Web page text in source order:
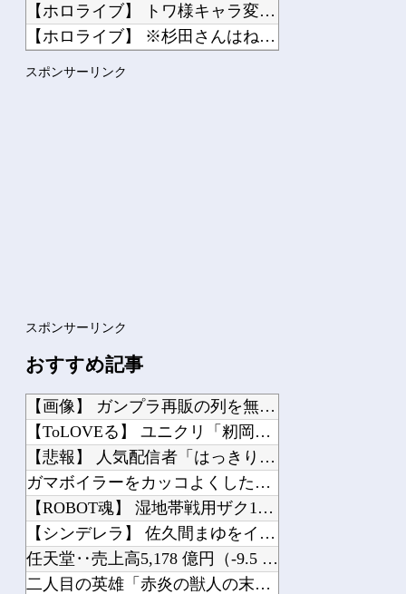
【ホロライブ】 トワ様キャラ変するんか
【ホロライブ】 ※杉田さんはねっ子神です
スポンサーリンク
スポンサーリンク
おすすめ記事
【画像】 ガンプラ再販の列を無視して開店ダッシュした客の末路…
【ToLOVEる】 ユニクリ「籾岡里紗 ダークネスver.」フィギュア【再販予約...
【悲報】 人気配信者「はっきり言う、ジャングリア沖縄ほんとーーーーーーーーにおも...
ガマボイラーをカッコよくしたのがあのペルソナ…？
【ROBOT魂】 湿地帯戦用ザク16時から予約開始！お前らはこれも買うの？
【シンデレラ】 佐久間まゆをイメージした超スペシャルなネックレスが登場する件につ...
任天堂‥売上高5,178 億円（-9.5 ％）営業利益 1,425 億円（+15...
二人目の英雄「赤炎の獣人の末裔 イニス」